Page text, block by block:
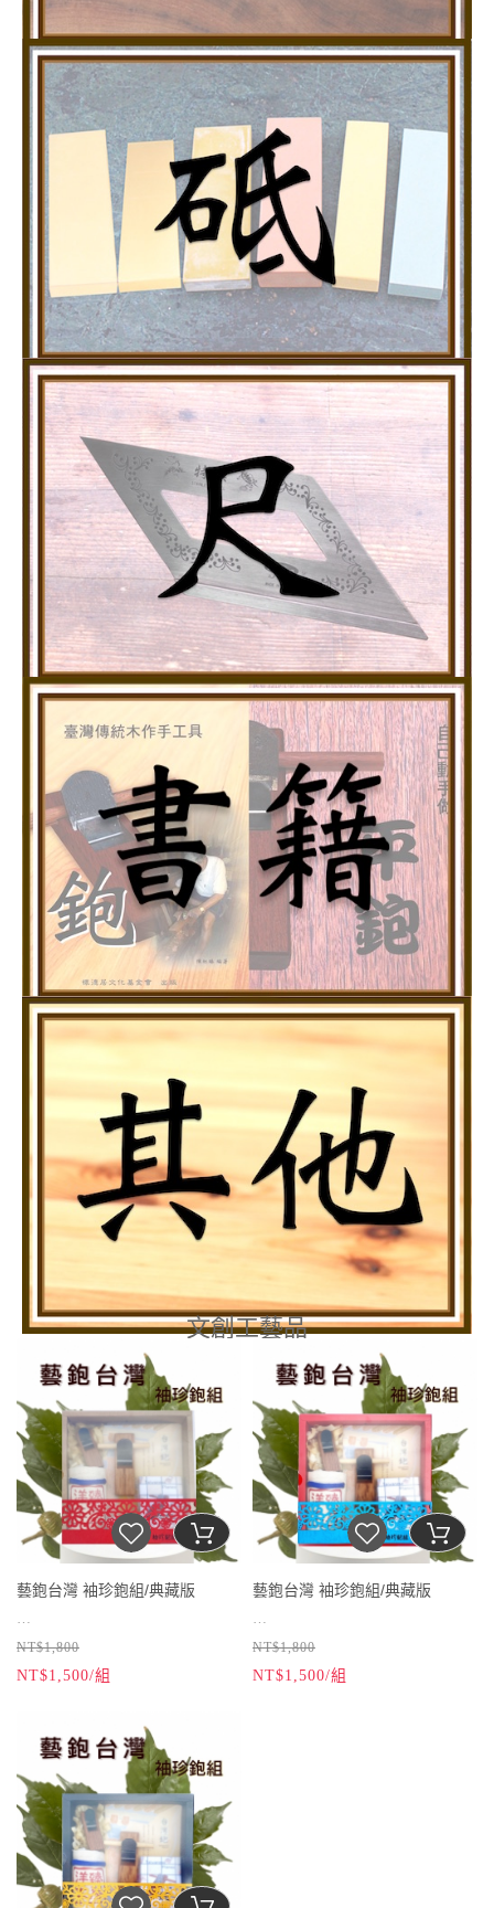
文創工藝品
藝鉋台灣 袖珍鉋組/典藏版
當現代與傳統相遇，“掌中鉋”與“袖
珍書”碰撞，激發出什樣的火花？
掌中鉋/推式中鉋
金屬刀片：低碳鋼
鉋台規格：2.6x8x1.2公分
刀片規格：2x4公分
用途：觀賞用
掌中鉋/中小鉋
鉋台材質：台灣校讚木
NT$1,800
NT$1,500/組
藝鉋台灣 袖珍鉋組/典藏版
當現代與傳統相遇，“掌中鉋”與“袖
珍書”碰撞，激發出什樣的火花？
掌中鉋/推式中鉋
NT$1,800
NT$1,500/組